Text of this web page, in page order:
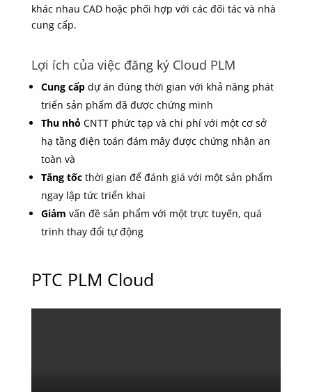
khác nhau CAD hoặc phối hợp với các đối tác và nhà
cung cấp.
Lợi ích của việc đăng ký Cloud PLM
Cung cấpdự án đúng thời gian với khả năng phát
triển sản phẩm đã được chứng minh
Thu nhỏ CNTT phức tạp và chi phí với một cơ sở
hạ tầng điện toán đám mây được chứng nhận an
toàn và
Tăng tốcthời gian để đánh giá với một sản phẩm
ngay lập tức triển khai
Giảm vấn đề sản phẩm với một trực tuyến, quá
trình thay đổi tự động
PTC PLM Cloud